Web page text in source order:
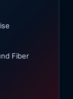
Fiber